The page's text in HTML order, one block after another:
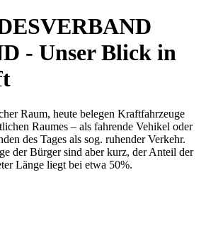
- Unser Blick in
Raum, heute belegen Kraftfahrzeuge
Raumes – als fahrende Vehikel oder
des Tages als sog. ruhender Verkehr.
der Bürger sind aber kurz, der Anteil der
Länge liegt bei etwa 50%.